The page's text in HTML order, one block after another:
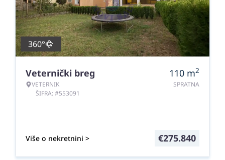
360°
Veternički breg
VETERNIK
ŠIFRA: #553091
110 m2
SPRATNA
Više o nekretnini > €275.840